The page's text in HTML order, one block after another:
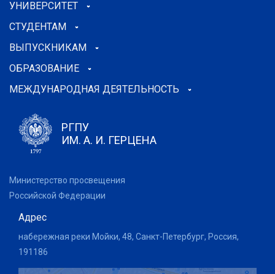
УНИВЕРСИТЕТ
СТУДЕНТАМ
ВЫПУСКНИКАМ
ОБРАЗОВАНИЕ
МЕЖДУНАРОДНАЯ ДЕЯТЕЛЬНОСТЬ
РГПУ
ИМ. А. И. ГЕРЦЕНА
Министерство просвещения
Российской Федерации
Адрес
набережная реки Мойки, 48, Санкт-Петербург, Россия,
191186